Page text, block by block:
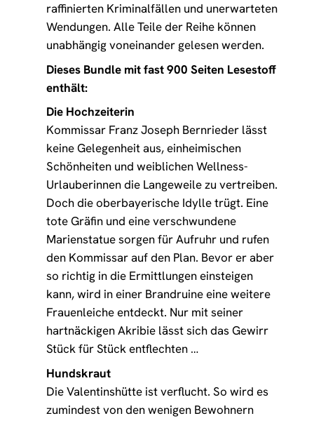
raffinierten Kriminalfällen und unerwarteten
Wendungen. Alle Teile der Reihe können
unabhängig voneinander gelesen werden.
Dieses Bundle mit fast 900 Seiten Lesestoff
enthält:
Die Hochzeiterin
Kommissar Franz Joseph Bernrieder lässt
keine Gelegenheit aus, einheimischen
Schönheiten und weiblichen Wellness-
Urlauberinnen die Langeweile zu vertreiben.
Doch die oberbayerische Idylle trügt. Eine
tote Gräfin und eine verschwundene
Marienstatue sorgen für Aufruhr und rufen
den Kommissar auf den Plan. Bevor er aber
so richtig in die Ermittlungen einsteigen
kann, wird in einer Brandruine eine weitere
Frauenleiche entdeckt. Nur mit seiner
hartnäckigen Akribie lässt sich das Gewirr
Stück für Stück entflechten …
Hundskraut
Die Valentinshütte ist verflucht. So wird es
zumindest von den wenigen Bewohnern